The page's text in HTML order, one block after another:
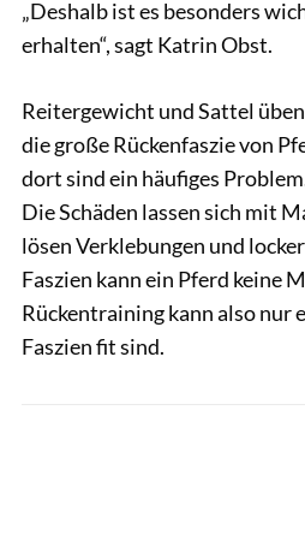
„Deshalb ist es besonders
erhalten“, sagt Katrin Obst.
Reitergewicht und Sattel
die große Rückenfaszie von
dort sind ein häufiges
Die Schäden lassen sich mit
lösen Verklebungen und
Faszien kann ein Pferd keine
Rückentraining kann also nur
Faszien fit sind.